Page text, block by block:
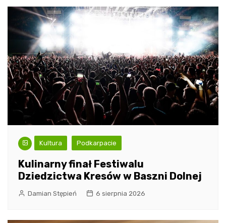
Kultura Podkarpacie
Kulinarny finał Festiwalu
Dziedzictwa Kresów w Baszni Dolnej
Damian Stępień 6 sierpnia 2026